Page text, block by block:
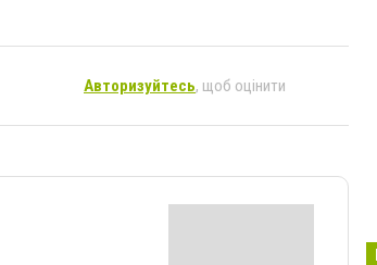
Авторизуйтесь, щоб оцінити